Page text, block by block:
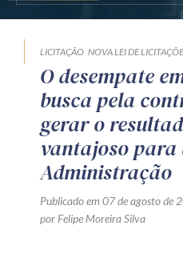
LICITAÇÃO NOVA LEI DE
O desempate
busca pela
gerar o
vantajoso para
Administração
Publicado em 07 de agosto de
por Felipe Moreira Silva